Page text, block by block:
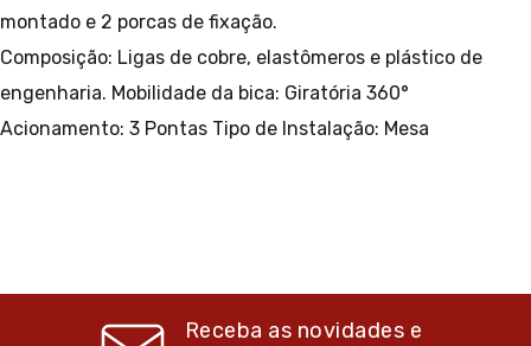
montado e 2 porcas de fixação.
Composição: Ligas de cobre, elastômeros e plástico de
engenharia. Mobilidade da bica: Giratória 360°
Acionamento: 3 Pontas Tipo de Instalação: Mesa
Receba as novidades e